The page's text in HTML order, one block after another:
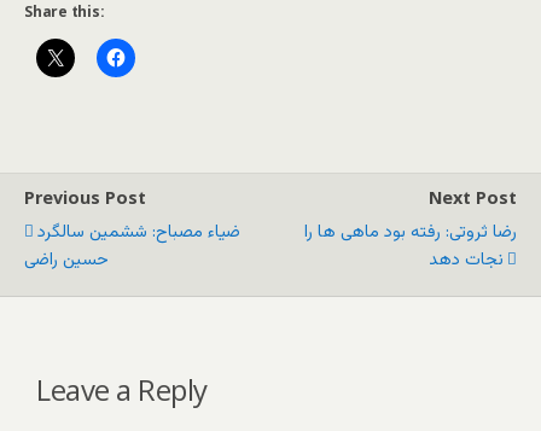
Share this:
Previous Post
ضیاء مصباح: ششمین سالگرد
حسین راضی
Next Post
رضا ثروتی: رفته بود ماهی ها را
نجات دهد
Leave a Reply